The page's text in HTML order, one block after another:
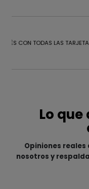
CON TODAS LAS
Lo
Opiniones
nosotros y